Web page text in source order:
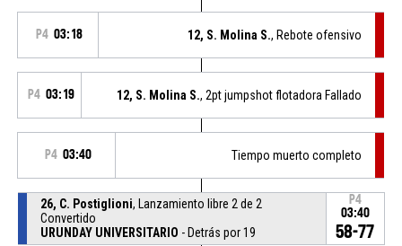
P4 03:18 12, S. Molina S., Rebote ofensivo
P4 03:19 12, S. Molina S., 2pt jumpshot flotadora Fallado
P4 03:40 Tiempo muerto completo
26, C. Postiglioni, Lanzamiento libre 2 de 2
Convertido
URUNDAY UNIVERSITARIO - Detrás por 19
P4
03:40
58-77